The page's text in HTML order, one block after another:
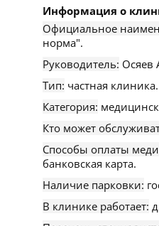
Информация о
Официальное
норма".
Руководитель: Осяев
Тип: частная клиника.
Категория:
Кто может
Способы оплаты
банковская карта.
Наличие парковки:
В клинике работает: